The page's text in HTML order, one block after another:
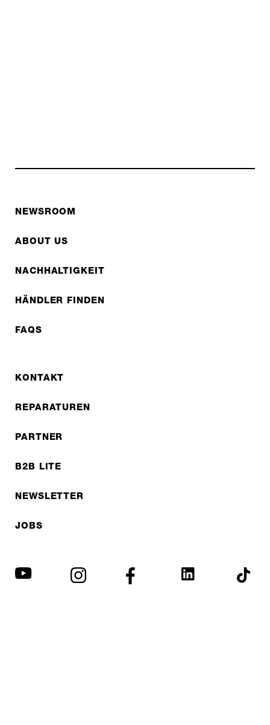
NEWSROOM
ABOUT US
NACHHALTIGKEIT
HÄNDLER FINDEN
FAQS
KONTAKT
REPARATUREN
PARTNER
B2B LITE
NEWSLETTER
JOBS